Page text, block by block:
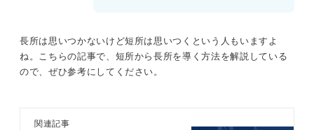
長所は思いつかないけど短所は思いつくという人もいますよ
ね。こちらの記事で、短所から長所を導く方法を解説している
ので、ぜひ参考にしてください。
関連記事